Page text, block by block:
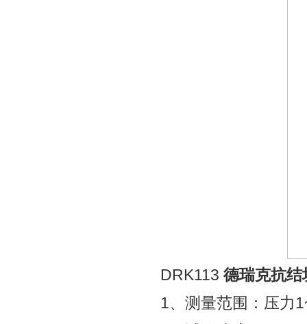
DRK113 德瑞克抗结
1、测量范围：压力